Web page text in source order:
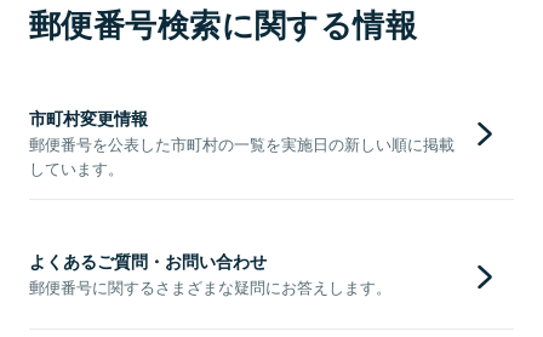
郵便番号検索に関する情報
市町村変更情報
郵便番号を公表した市町村の一覧を実施日の新しい順に掲載
しています。
よくあるご質問・お問い合わせ
郵便番号に関するさまざまな疑問にお答えします。